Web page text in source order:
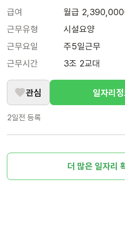
급여
월급 2,390,000
근무유형
시설요양
근무요일
주5일근무
근무시간
3조 2교대
관심 일자리
2일전 등록
더 많은 일자리